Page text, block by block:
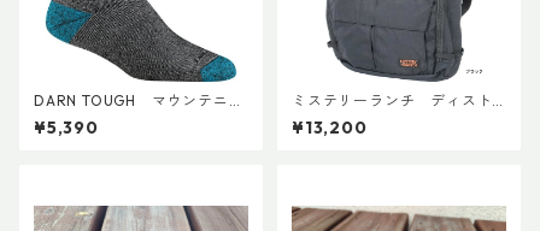
DARN TOUGH マウンテニア
リング マイクロクルー ヘビー
ウェイト フルクッション W's
¥5,390
ミステリーランチ ディスト
リクト８
¥13,200